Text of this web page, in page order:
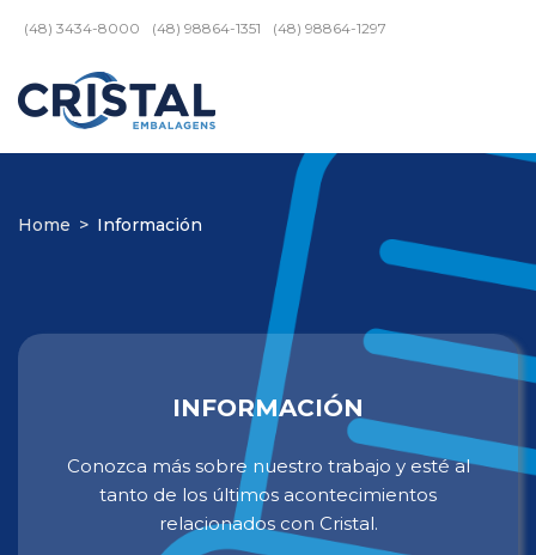
(48) 3434-8000 (48) 98864-1351 (48) 98864-1297
Home > Información
INFORMACIÓN
Conozca más sobre nuestro trabajo y esté al
tanto de los últimos acontecimientos
relacionados con Cristal.